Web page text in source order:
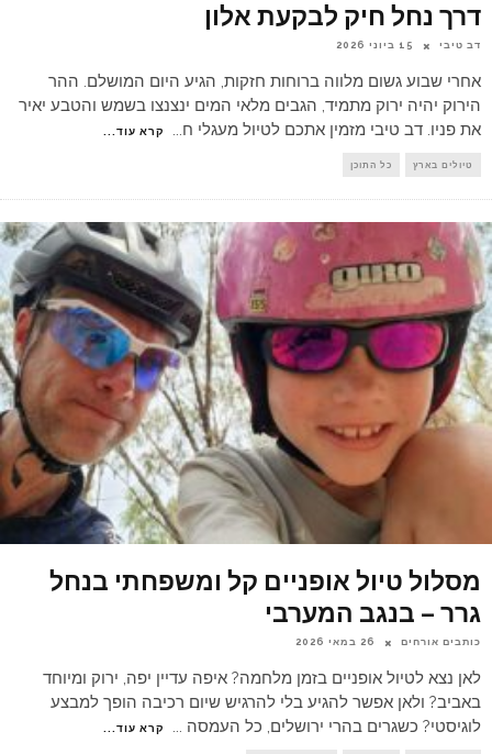
דרך נחל חיק לבקעת אלון
דב טיבי 15 ביוני 2026
אחרי שבוע גשום מלווה ברוחות חזקות, הגיע היום המושלם. ההר
הירוק יהיה ירוק מתמיד, הגבים מלאי המים ינצנצו בשמש והטבע יאיר
את פניו. דב טיבי מזמין אתכם לטיול מעגלי ח... קרא עוד...
טיולים בארץ כל התוכן
מסלול טיול אופניים קל ומשפחתי בנחל
גרר – בנגב המערבי
כותבים אורחים 26 במאי 2026
לאן נצא לטיול אופניים בזמן מלחמה? איפה עדיין יפה, ירוק ומיוחד
באביב? ולאן אפשר להגיע בלי להרגיש שיום רכיבה הופך למבצע
לוגיסטי? כשגרים בהרי ירושלים, כל העמסה ... קרא עוד...